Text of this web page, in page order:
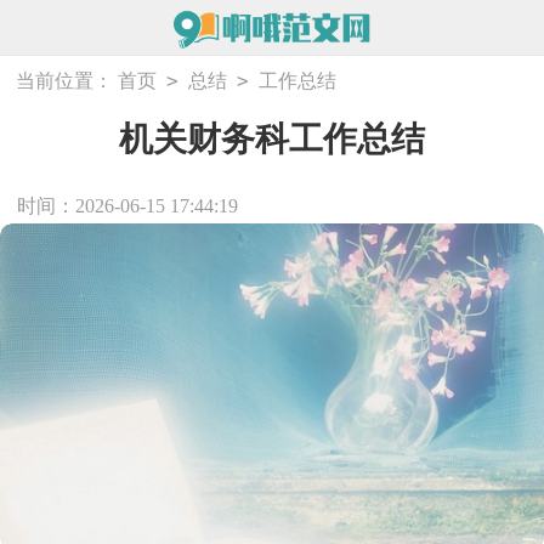
当前位置： 首页 > 总结 > 工作总结
机关财务科工作总结
时间：2026-06-15 17:44:19